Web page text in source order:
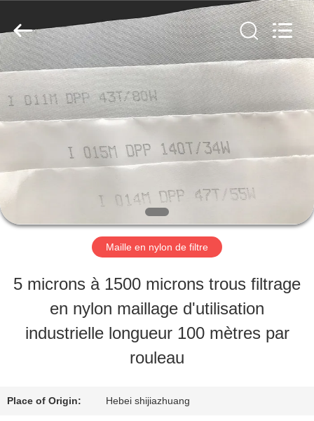
MAISON
PRODUITS
AU
SUJET
VISITE
CONTRÔLE
Reking
Wire
Mesh
Co.,Ltd.
Reserved.
Maille en nylon de filtre
5 microns à 1500 microns trous filtrage
en nylon maillage d'utilisation
industrielle longueur 100 mètres par
rouleau
Place of Origin: Hebei shijiazhuang